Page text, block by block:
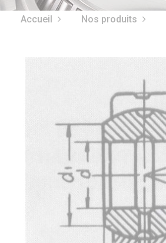
Accueil Nos produits